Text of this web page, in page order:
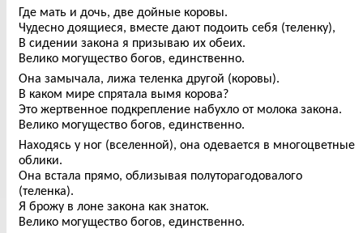
Где мать и дочь, две дойные коровы.
Чудесно доящиеся, вместе дают подоить себя (теленку),
В сидении закона я призываю их обеих.
Велико могущество богов, единственно.
Она замычала, лижа теленка другой (коровы).
В каком мире спрятала вымя корова?
Это жертвенное подкрепление набухло от молока закона.
Велико могущество богов, единственно.
Находясь у ног (вселенной), она одевается в многоцветные
облики.
Она встала прямо, облизывая полуторагодовалого
(теленка).
Я брожу в лоне закона как знаток.
Велико могущество богов, единственно.